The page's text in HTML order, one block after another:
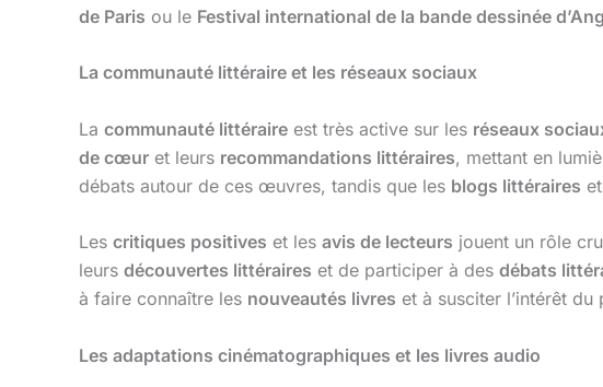
de Paris ou le Festival international de la bande dessinée
La communauté littéraire et les réseaux sociaux
La communauté littéraire est très active sur les réseaux
de cœur et leurs recommandations littéraires, mettant en
débats autour de ces œuvres, tandis que les blogs littéraires
Les critiques positives et les avis de lecteurs jouent un rôle
leurs découvertes littéraires et de participer à des débats
à faire connaître les nouveautés livres et à susciter l’intérêt du
Les adaptations cinématographiques et les livres audio